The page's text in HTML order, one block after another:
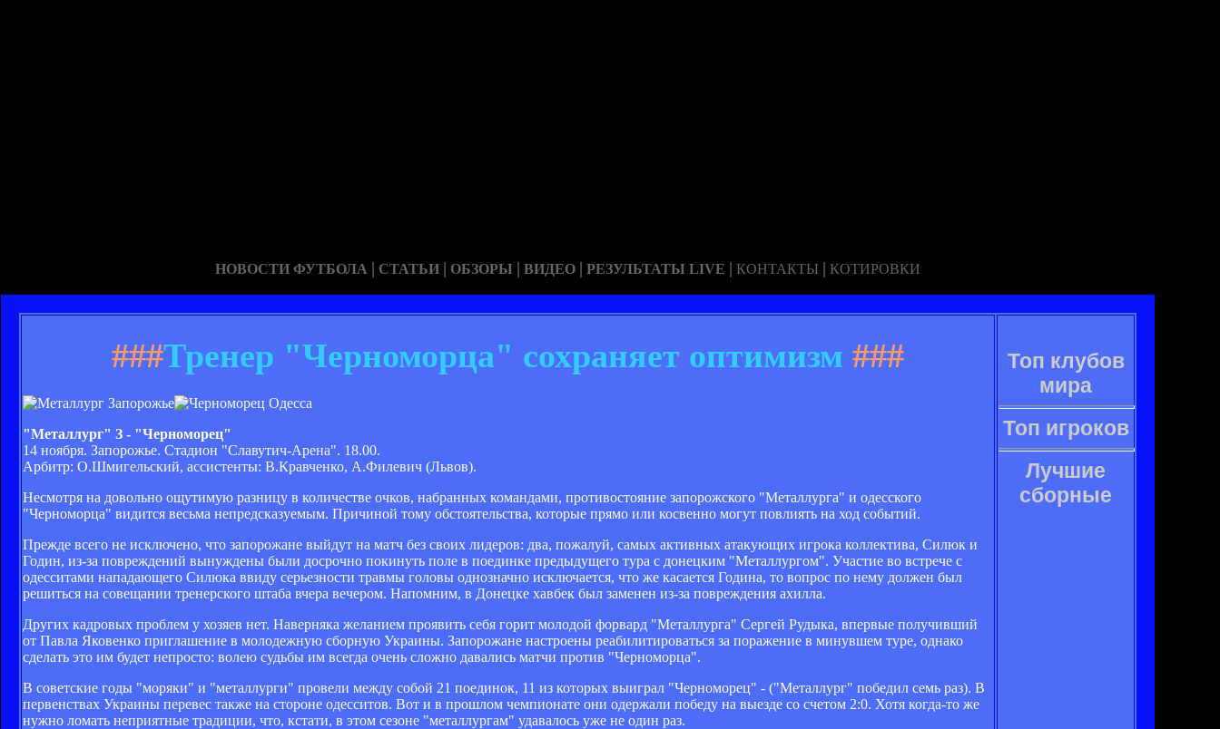
НОВОСТИ ФУТБОЛА | СТАТЬИ | ОБЗОРЫ | ВИДЕО | РЕЗУЛЬТАТЫ LIVE | КОНТАКТЫ | КОТИРОВКИ
###Тренер "Черноморца" сохраняет оптимизм ###
"Металлург" З - "Черноморец"
14 ноября. Запорожье. Стадион "Славутич-Арена". 18.00.
Арбитр: О.Шмигельский, ассистенты: В.Кравченко, А.Филевич (Львов).
Несмотря на довольно ощутимую разницу в количестве очков, набранных командами, противостояние запорожского "Металлурга" и одесского
"Черноморца" видится весьма непредсказуемым. Причиной тому обстоятельства, которые прямо или косвенно могут повлиять на ход событий.
Прежде всего не исключено, что запорожане выйдут на матч без своих лидеров: два, пожалуй, самых активных атакующих игрока коллектива, Силюк и
Годин, из-за повреждений вынуждены были досрочно покинуть поле в поединке предыдущего тура с донецким "Металлургом". Участие во встрече с
одесситами нападающего Силюка ввиду серьезности травмы головы однозначно исключается, что же касается Година, то вопрос по нему должен был
решиться на совещании тренерского штаба вчера вечером. Напомним, в Донецке хавбек был заменен из-за повреждения ахилла.
Других кадровых проблем у хозяев нет. Наверняка желанием проявить себя горит молодой форвард "Металлурга" Сергей Рудыка, впервые получивший
от Павла Яковенко приглашение в молодежную сборную Украины. Запорожане настроены реабилитироваться за поражение в минувшем туре, однако
сделать это им будет непросто: волею судьбы им всегда очень сложно давались матчи против "Черноморца".
В советские годы "моряки" и "металлурги" провели между собой 21 поединок, 11 из которых выиграл "Черноморец" - ("Металлург" победил семь раз). В
первенствах Украины перевес также на стороне одесситов. Вот и в прошлом чемпионате они одержали победу на выезде со счетом 2:0. Хотя когда-то же
нужно ломать неприятные традиции, что, кстати, в этом сезоне "металлургам" удавалось уже не один раз.
Топ клубов
мира
Топ игроков
Лучшие
сборные